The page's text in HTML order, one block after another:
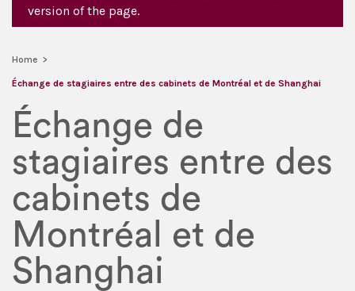
version of the page.
Home >
Échange de stagiaires entre des cabinets de Montréal et de Shanghai
Échange de
stagiaires entre des
cabinets de
Montréal et de
Shanghai